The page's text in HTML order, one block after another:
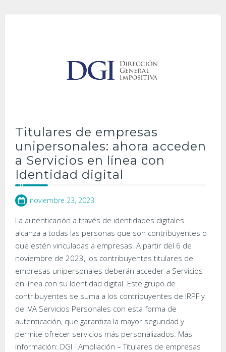
Titulares de empresas
unipersonales: ahora acceden
a Servicios en línea con
Identidad digital
noviembre 23, 2023
La autenticación a través de identidades digitales
alcanza a todas las personas que son contribuyentes o
que estén vinculadas a empresas. A partir del 6 de
noviembre de 2023, los contribuyentes titulares de
empresas unipersonales deberán acceder a Servicios
en línea con su Identidad digital. Este grupo de
contribuyentes se suma a los contribuyentes de IRPF y
de IVA Servicios Personales con esta forma de
autenticación, que garantiza la mayor seguridad y
permite ofrecer servicios más personalizados. Más
información: DGI · Ampliación – Titulares de empresas